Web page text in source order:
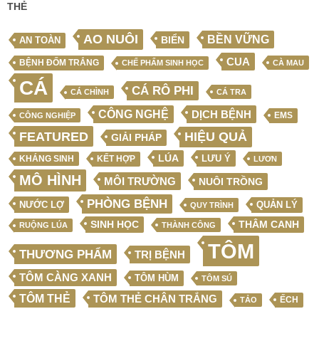
THẺ
AN TOÀN AO NUÔI BIỂN BỀN VỮNG
BỆNH ĐỐM TRẮNG CHẾ PHẨM SINH HỌC CUA CÀ MAU
CÁ CÁ CHÌNH CÁ RÔ PHI CÁ TRA
CÔNG NGHIỆP CÔNG NGHỆ DỊCH BỆNH EMS
FEATURED GIẢI PHÁP HIỆU QUẢ
KHÁNG SINH KẾT HỢP LÚA LƯU Ý LƯƠN
MÔ HÌNH MÔI TRƯỜNG NUÔI TRỒNG
NƯỚC LỢ PHÒNG BỆNH QUY TRÌNH QUẢN LÝ
RUỘNG LÚA SINH HỌC THÀNH CÔNG THÂM CANH
THƯƠNG PHẨM TRỊ BỆNH TÔM
TÔM CÀNG XANH TÔM HÙM TÔM SÚ
TÔM THẺ TÔM THẺ CHÂN TRẮNG TẢO ẾCH